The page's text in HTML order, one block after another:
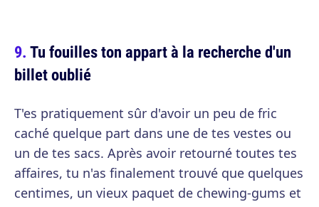
Tu fouilles ton appart à la recherche d'un
billet oublié
T'es pratiquement sûr d'avoir un peu de fric
caché quelque part dans une de tes vestes ou
un de tes sacs. Après avoir retourné toutes tes
affaires, tu n'as finalement trouvé que quelques
centimes, un vieux paquet de chewing-gums et